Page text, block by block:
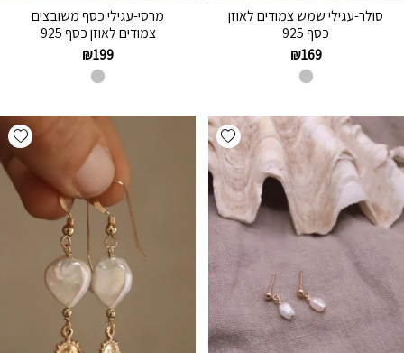
סולר-עגילי שמש צמודים לאוזן
כסף 925
₪169
מרסי-עגילי כסף משובצים
צמודים לאוזן כסף 925
₪199
Add wishlist